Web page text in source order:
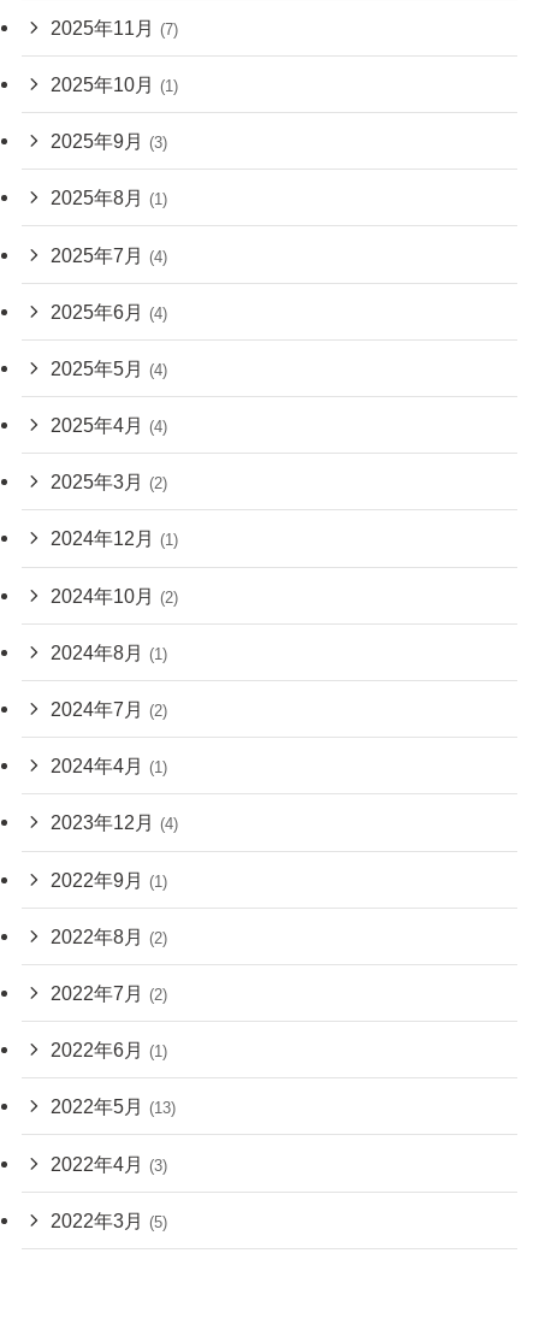
2025年11月 (7)
2025年10月 (1)
2025年9月 (3)
2025年8月 (1)
2025年7月 (4)
2025年6月 (4)
2025年5月 (4)
2025年4月 (4)
2025年3月 (2)
2024年12月 (1)
2024年10月 (2)
2024年8月 (1)
2024年7月 (2)
2024年4月 (1)
2023年12月 (4)
2022年9月 (1)
2022年8月 (2)
2022年7月 (2)
2022年6月 (1)
2022年5月 (13)
2022年4月 (3)
2022年3月 (5)